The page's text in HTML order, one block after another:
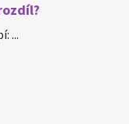
...